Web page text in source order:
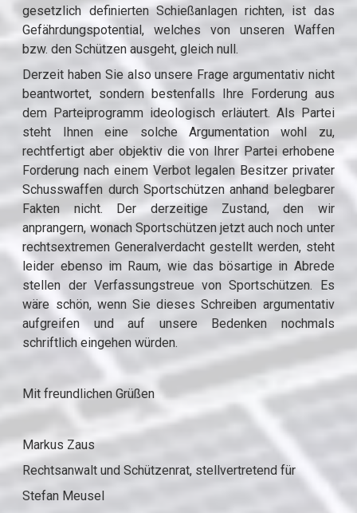
gesetzlich definierten Schießanlagen richten, ist das
Gefährdungspotential, welches von unseren Waffen
bzw. den Schützen ausgeht, gleich null.
Derzeit haben Sie also unsere Frage argumentativ nicht
beantwortet, sondern bestenfalls Ihre Forderung aus
dem Parteiprogramm ideologisch erläutert. Als Partei
steht Ihnen eine solche Argumentation wohl zu,
rechtfertigt aber objektiv die von Ihrer Partei erhobene
Forderung nach einem Verbot legalen Besitzer privater
Schusswaffen durch Sportschützen anhand belegbarer
Fakten nicht. Der derzeitige Zustand, den wir
anprangern, wonach Sportschützen jetzt auch noch unter
rechtsextremen Generalverdacht gestellt werden, steht
leider ebenso im Raum, wie das bösartige in Abrede
stellen der Verfassungstreue von Sportschützen. Es
wäre schön, wenn Sie dieses Schreiben argumentativ
aufgreifen und auf unsere Bedenken nochmals
schriftlich eingehen würden.
Mit freundlichen Grüßen
Markus Zaus
Rechtsanwalt und Schützenrat, stellvertretend für
Stefan Meusel